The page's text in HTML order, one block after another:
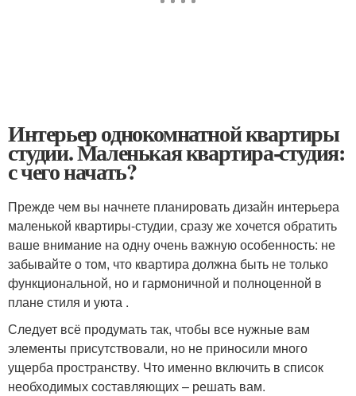
Интерьер однокомнатной квартиры
студии. Маленькая квартира-студия:
с чего начать?
Прежде чем вы начнете планировать дизайн интерьера
маленькой квартиры-студии, сразу же хочется обратить
ваше внимание на одну очень важную особенность: не
забывайте о том, что квартира должна быть не только
функциональной, но и гармоничной и полноценной в
плане стиля и уюта .
Следует всё продумать так, чтобы все нужные вам
элементы присутствовали, но не приносили много
ущерба пространству. Что именно включить в список
необходимых составляющих – решать вам.